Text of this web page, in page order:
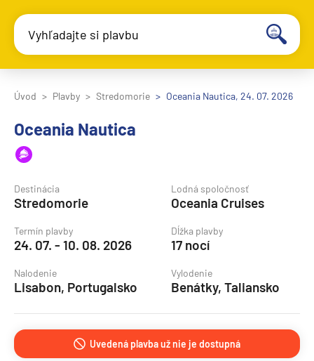
Vyhľadajte si plavbu
Úvod Plavby Stredomorie Oceania Nautica, 24. 07. 2026
Oceania Nautica
Destinácia
Stredomorie
Lodná spoločnosť
Oceania Cruises
Termín plavby
24. 07. - 10. 08. 2026
Dĺžka plavby
17 nocí
Nalodenie
Lisabon, Portugalsko
Vylodenie
Benátky, Taliansko
Uvedená plavba už nie je dostupná